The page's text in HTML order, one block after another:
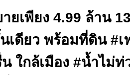
ยเพียง 4.99 ล้าน
เดียว พร้อมที่ดิน #เ
ใกล้เมือง #น้ำไม่ท่